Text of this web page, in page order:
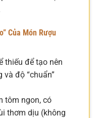
Của Món Rượu
thiếu để tạo nên
độ “chuẩn”
tôm ngon, có
thơm dịu (không